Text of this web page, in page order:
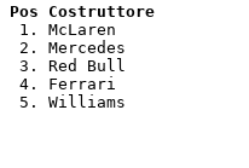
Pos Costruttore
1. McLaren
2. Mercedes
3. Red Bull
4. Ferrari
5. Williams